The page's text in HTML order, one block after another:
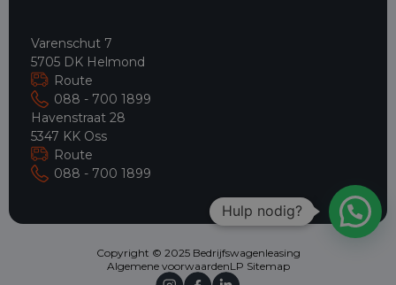
Varenschut 7
5705 DK Helmond
Route
088 - 700 1899
Havenstraat 28
5347 KK Oss
Route
088 - 700 1899
Copyright © 2025 Bedrijfswagenleasing
Algemene voorwaardenLP Sitemap
Hulp nodig?